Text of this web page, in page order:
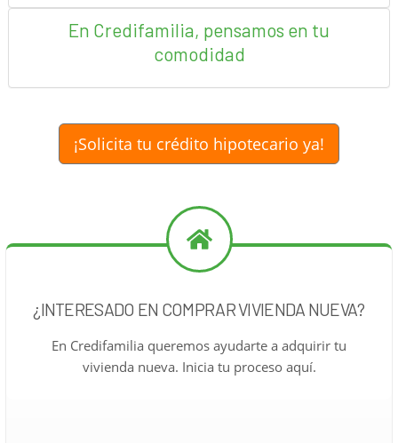
En Credifamilia, pensamos en tu
comodidad
¡Solicita tu crédito hipotecario ya!
¿INTERESADO EN COMPRAR VIVIENDA NUEVA?
En Credifamilia queremos ayudarte a adquirir tu
vivienda nueva. Inicia tu proceso aquí.